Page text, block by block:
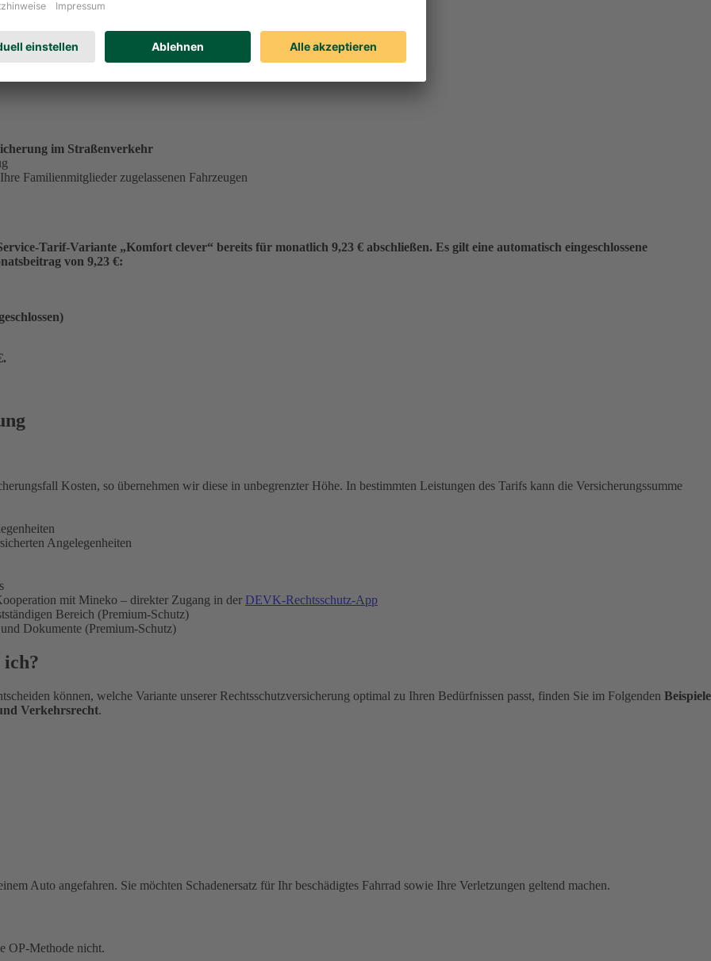
.
im Straßenverkehr
Familienmitglieder zugelassenen Fahrzeugen
Tarif-Variante „Komfort clever“ bereits für monatlich 9,23 € abschließen. Es gilt eine automatisch eingeschlossene
von 9,23 €:
.
Kosten, so übernehmen wir diese in unbegrenzter Höhe. In bestimmten Leistungen des Tarifs kann die Versicherungssumme
Angelegenheiten
mit Mineko – direkter Zugang in der DEVK-Rechtsschutz-App
Bereich (Premium-Schutz)
Dokumente (Premium-Schutz)
ich?
können, welche Variante unserer Rechtsschutzversicherung optimal zu Ihren Bedürfnissen passt, finden Sie im Folgenden Beispiele
Verkehrsrecht.
Auto angefahren. Sie möchten Schadenersatz für Ihr beschädigtes Fahrrad sowie Ihre Verletzungen geltend machen.
OP-Methode nicht.